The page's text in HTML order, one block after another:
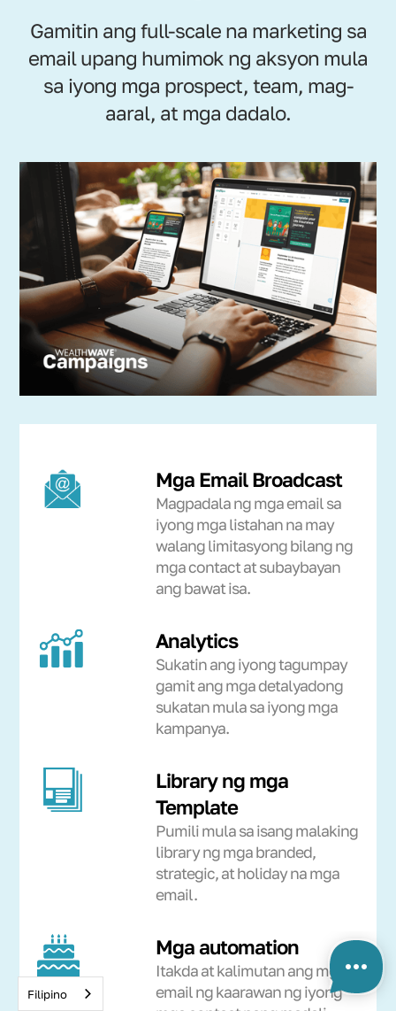
Gamitin ang full-scale na marketing sa
email upang humimok ng aksyon mula
sa iyong mga prospect, team, mag-
aaral, at mga dadalo.
Mga Email Broadcast
Magpadala ng mga email sa
iyong mga listahan na may
walang limitasyong bilang ng
mga contact at subaybayan
ang bawat isa.
Analytics
Sukatin ang iyong tagumpay
gamit ang mga detalyadong
sukatan mula sa iyong mga
kampanya.
Library ng mga
Template
Pumili mula sa isang malaking
library ng mga branded,
strategic, at holiday na mga
email.
Mga automation
Itakda at kalimutan ang mga
email ng kaarawan ng iyong
Filipino